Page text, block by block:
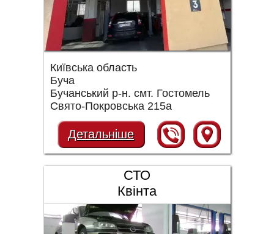
Київська область
Буча
Бучанський р-н. смт. Гостомель
Свято-Покровська 215а
Детальніше
СТО
Квінта